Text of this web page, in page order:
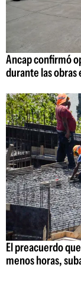
Ancap confirmó
durante las obras
El preacuerdo
menos horas,